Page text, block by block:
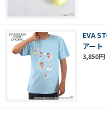
EVA
アート
3,850円